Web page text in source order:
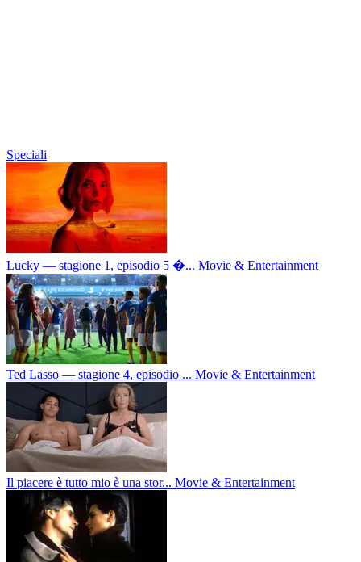
Speciali
Lucky — stagione 1, episodio 5 �... Movie & Entertainment
Ted Lasso — stagione 4, episodio ... Movie & Entertainment
Il piacere è tutto mio è una stor... Movie & Entertainment